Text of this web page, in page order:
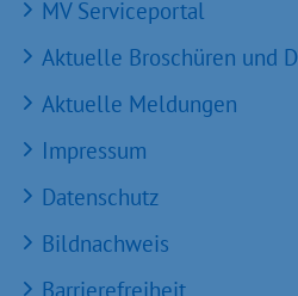
MV Serviceportal
Aktuelle Broschüren und
Aktuelle Meldungen
Impressum
Datenschutz
Bildnachweis
Barrierefreiheit